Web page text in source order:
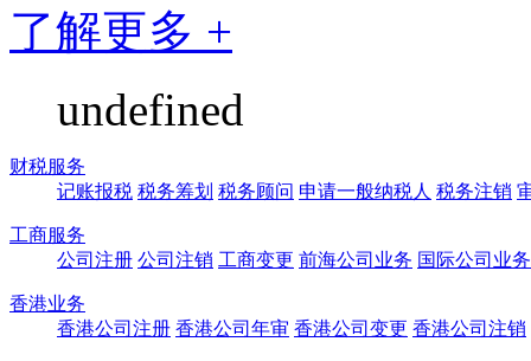
了解更多 +
undefined
财税服务
记账报税 税务筹划 税务顾问 申请一般纳税人 税务注销
工商服务
公司注册 公司注销 工商变更 前海公司业务 国际公司业务
香港业务
香港公司注册 香港公司年审 香港公司变更 香港公司注销